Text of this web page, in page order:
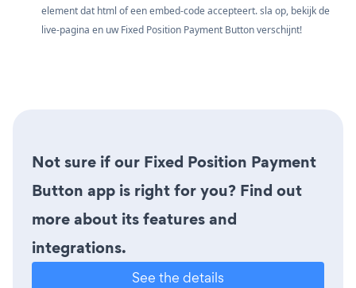
element dat html of een embed-code accepteert. sla op, bekijk de
live-pagina en uw Fixed Position Payment Button verschijnt!
Not sure if our Fixed Position Payment
Button app is right for you? Find out
more about its features and
integrations.
See the details